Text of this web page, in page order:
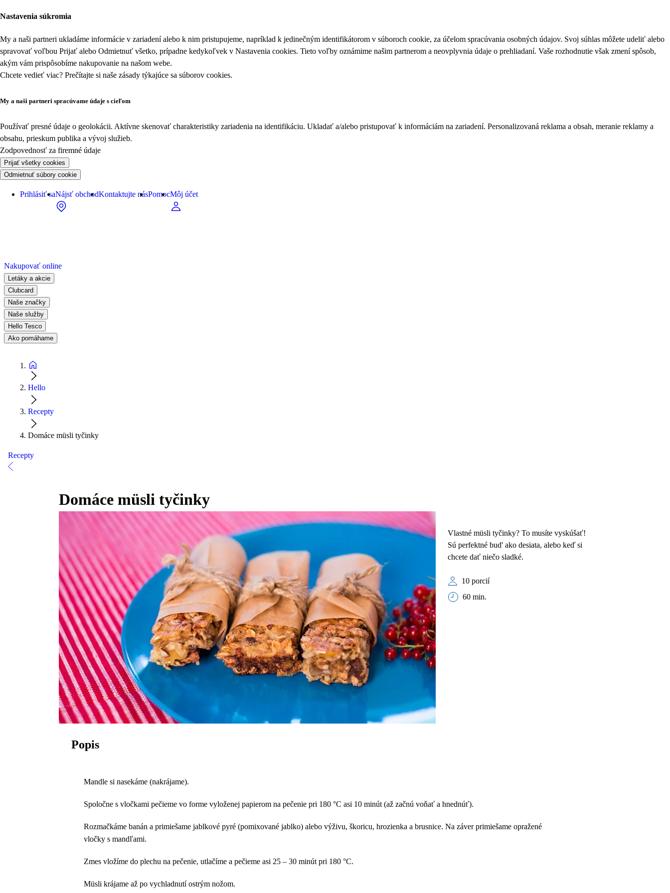
Nastavenia súkromia
My a naši partneri ukladáme informácie v zariadení alebo k nim pristupujeme, napríklad k jedinečným identifikátorom v súboroch cookie, za účelom spracúvania osobných údajov. Svoj súhlas môžete udeliť alebo
spravovať voľbou Prijať alebo Odmietnuť všetko, prípadne kedykoľvek v Nastavenia cookies. Tieto voľby oznámime našim partnerom a neovplyvnia údaje o prehliadaní. Vaše rozhodnutie však zmení spôsob,
akým vám prispôsobíme nakupovanie na našom webe.
Chcete vedieť viac? Prečítajte si naše zásady týkajúce sa súborov cookies.
My a naši partneri spracúvame údaje s cieľom
Používať presné údaje o geolokácii. Aktívne skenovať charakteristiky zariadenia na identifikáciu. Ukladať a/alebo pristupovať k informáciám na zariadení. Personalizovaná reklama a obsah, meranie reklamy a
obsahu, prieskum publika a vývoj služieb.
Zodpovednosť za firemné údaje
Prijať všetky cookies
Odmietnuť súbory cookie
Prihlásiť saNájsť obchodKontaktujte násPomocMôj účet
Nakupovať online
Letáky a akcie
Clubcard
Naše značky
Naše služby
Hello Tesco
Ako pomáhame
Hello
Recepty
Domáce müsli tyčinky
Recepty
Domáce müsli tyčinky
Vlastné müsli tyčinky? To musíte vyskúšať!
Sú perfektné bud' ako desiata, alebo keď si
chcete dať niečo sladké.
10 porcií
60 min.
Popis
Mandle si nasekáme (nakrájame).
Spoločne s vločkami pečieme vo forme vyloženej papierom na pečenie pri 180 °C asi 10 minút (až začnú voňať a hnednúť).
Rozmačkáme banán a primiešame jablkové pyré (pomixované jablko) alebo výživu, škoricu, hrozienka a brusnice. Na záver primiešame opražené
vločky s mandľami.
Zmes vložíme do plechu na pečenie, utlačíme a pečieme asi 25 – 30 minút pri 180 °C.
Müsli krájame až po vychladnutí ostrým nožom.